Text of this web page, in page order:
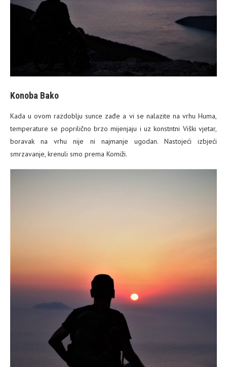
Konoba Bako
Kada u ovom razdoblju sunce zađe a vi se nalazite na vrhu Huma,
temperature se poprilično brzo mijenjaju i uz konstntni Viški vjetar,
boravak na vrhu nije ni najmanje ugodan. Nastojeći izbjeći
smrzavanje, krenuli smo prema Komiži.